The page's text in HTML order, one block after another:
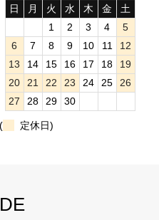
日
月 火 水 木 金
土
1
2 3 4
5
6
7 8 9 10 11
12
13
14 15 16 17 18
19
20
21 22 23 24 25
26
27
28 29 30
( 定休日)